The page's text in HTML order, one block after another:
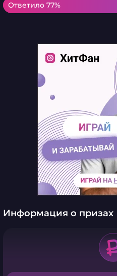
Ответило 77%
Ответило 77%
Информация о призах